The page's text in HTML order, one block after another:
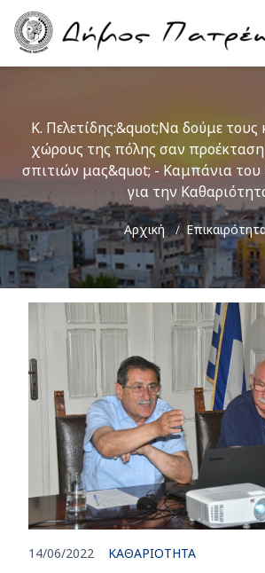
Skip
main
Main
navigation
Κ. Πελετίδης:&quot;Να δούμε τους
χώρους της πόλης σαν
σπιτιών μας&quot; - Καμπάνια
για την
Breadcrumb
Αρχική
14/06/2022 ΚΑΘΑΡΙΟΤΗΤΑ